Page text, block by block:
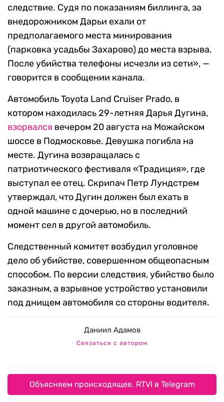
следствие. Судя по показаниям биллинга, за
внедорожником Дарьи ехали от
предполагаемого места минирования
(парковка усадьбы Захарово) до места взрыва.
После убийства телефоны исчезли из сети», —
говорится в сообщении канала.
Автомобиль Toyota Land Cruiser Prado, в
котором находилась 29-летняя Дарья Дугина,
взорвался вечером 20 августа на Можайском
шоссе в Подмосковье. Девушка погибла на
месте. Дугина возвращалась с
патриотического фестиваля «Традиция», где
выступал ее отец. Скрипач Петр Лундстрем
утверждал, что Дугин должен был ехать в
одной машине с дочерью, но в последний
момент сел в другой автомобиль.
Следственный комитет возбудил уголовное
дело об убийстве, совершенном общеопасным
способом. По версии следствия, убийство было
заказным, а взрывное устройство установили
под днищем автомобиля со стороны водителя.
Даниил Адамов
Связаться с автором
Объясняем происходящее. RTVI в Telegram